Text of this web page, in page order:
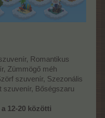
Romantikus
Zümmögő méh
szuvenír, Szezonális
szuvenír, Bőségszaru
12-20 közötti